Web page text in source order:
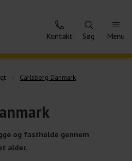
Kontakt Søg Menu
Carlsberg Danmark
og fastholde gennem
alder.